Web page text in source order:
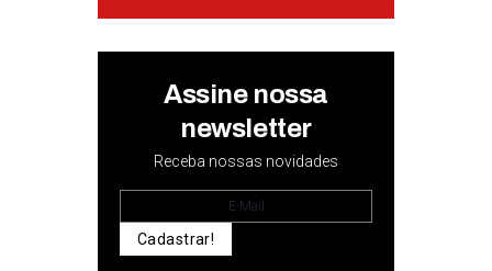
Assine nossa
newsletter
Receba nossas novidades
Cadastrar!